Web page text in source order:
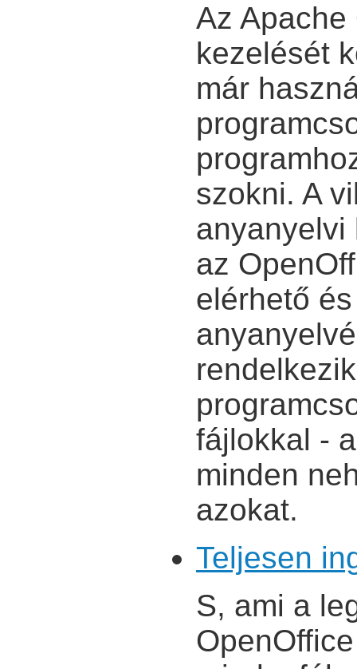
Az Apache
kezelését
már
szokni. A
anyanyelvi
az
elérhető
fájlokkal -
minden
azokat.
Teljesen
S, ami a